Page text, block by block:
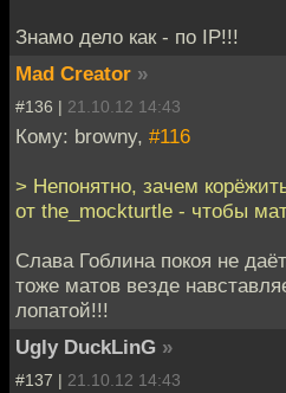
Знамо дело как - по IP!!!
Mad Creator »
#136 | 21.10.12 14:43
Кому: browny, #116
> Непонятно, зачем
от the_mockturtle - чтобы
Слава Гоблина покоя не
тоже матов везде
лопатой!!!
Ugly DuckLinG »
#137 | 21.10.12 14:43